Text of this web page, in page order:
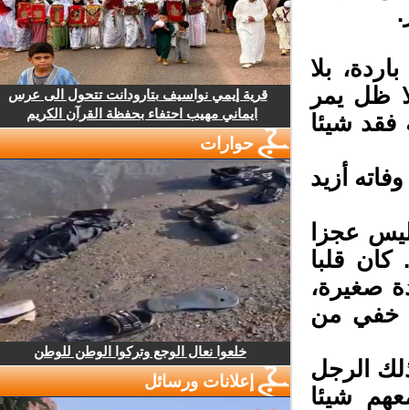
بلا
ظل يمر
شيئا
أزيد
عجزا
قلبا
صغيرة،
خفي من
الرجل
شيئا
قرية إيمي نواسيف بتارودانت تتحول الى عرس
ايماني مهيب احتفاء بحفظة القرآن الكريم
حوارات
خلعوا نعال الوجع وتركوا الوطن للوطن
إعلانات ورسائل